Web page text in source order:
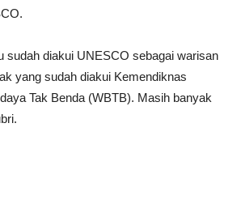
sudah diakui UNESCO sebagai warisan
yang sudah diakui Kemendiknas
Tak Benda (WBTB). Masih banyak